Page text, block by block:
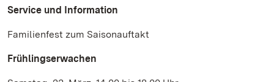
Service und Information
Familienfest zum Saisonauftakt
Frühlingserwachen